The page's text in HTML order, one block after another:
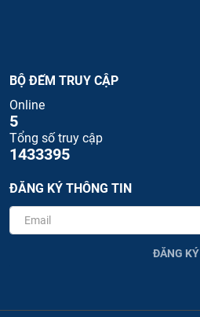
BỘ ĐẾM TRUY CẬP
Online
5
Tổng số truy cập
1433395
ĐĂNG KÝ THÔNG TIN
ĐĂNG KÝ